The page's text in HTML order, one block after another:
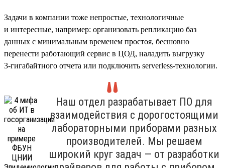
Задачи в компании тоже непростые, технологичные
и интересные, например: организовать репликацию баз
данных с минимальным временем простоя, бесшовно
перенести работающий сервис в ЦОД, наладить выгрузку
3‑гигабайтного отчета или подключить serverless-технологии.
Наш отдел разрабатывает ПО для
взаимодействия с дорогостоящими
лабораторными приборами разных
производителей. Мы решаем
широкий круг задач — от разработки